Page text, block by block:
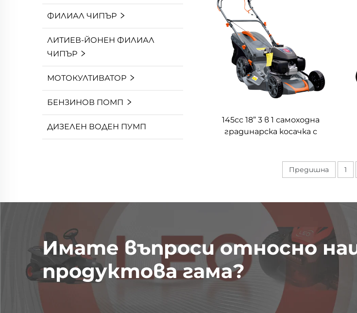
ФИЛИАЛ ЧИПЪР
ЛИТИЕВ-ЙОНЕН ФИЛИАЛ
ЧИПЪР
МОТОКУЛТИВАТОР
БЕНЗИНОВ ПОМП
ДИЗЕЛЕН ВОДЕН ПУМП
145cc 18” 3 в 1 самоходна
градинарска косачка с
Предишна 1
Имате въпроси относно
продуктова гама?